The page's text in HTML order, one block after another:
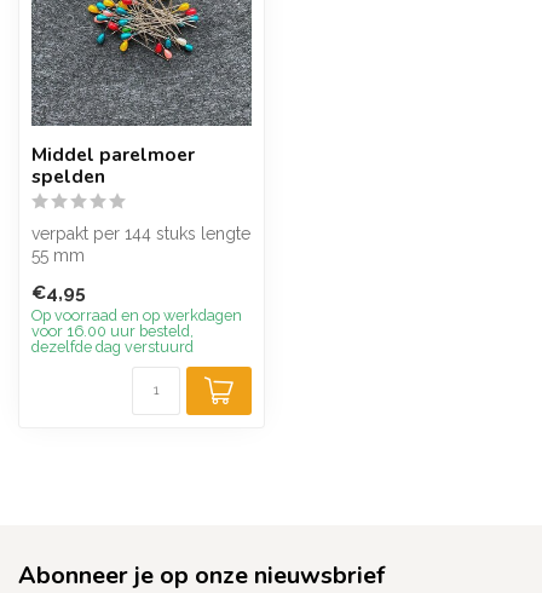
Middel parelmoer
spelden
verpakt per 144 stuks lengte
55 mm
€4,95
Op voorraad en op werkdagen
voor 16.00 uur besteld,
dezelfde dag verstuurd
Abonneer je op onze nieuwsbrief